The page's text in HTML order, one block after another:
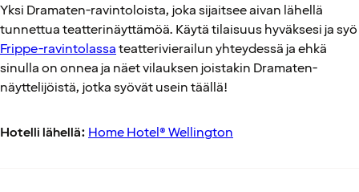
Yksi Dramaten-ravintoloista, joka sijaitsee aivan lähellä
tunnettua teatterinäyttämöä. Käytä tilaisuus hyväksesi ja syö
Frippe-ravintolassateatterivierailun yhteydessä ja ehkä
sinulla on onnea ja näet vilauksen joistakin Dramaten-
näyttelijöistä, jotka syövät usein täällä!
Hotelli lähellä: Home Hotel® Wellington